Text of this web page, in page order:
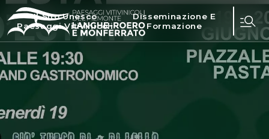
Il Sito Unesco
Paesaggi Vitivinicoli
Disseminazione E
Formazione